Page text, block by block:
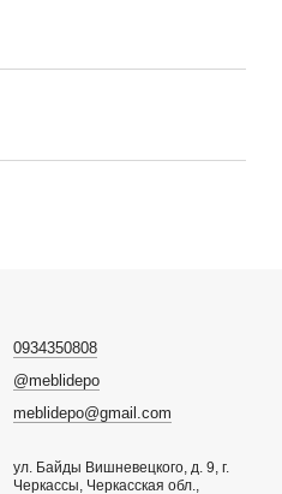
0934350808
@meblidepo
meblidepo@gmail.com
ул. Байды Вишневецкого, д. 9, г.
Черкассы, Черкасская обл.,